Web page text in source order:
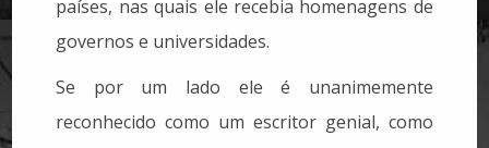
países, nas quais ele recebia homenagens de
governos e universidades.
Se por um lado ele é unanimemente
reconhecido como um escritor genial, como